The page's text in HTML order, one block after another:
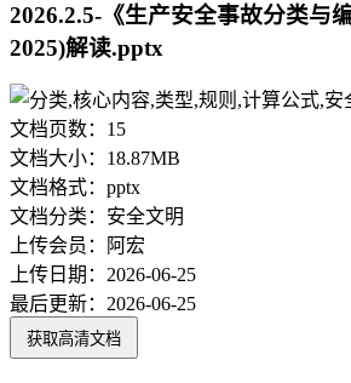
2026.2.5-《生产安全事故分类与
2025)解读.pptx
文档页数： 15
文档大小： 18.87MB
文档格式： pptx
文档分类： 安全文明
上传会员：
阿宏
上传日期： 2026-06-25
最后更新： 2026-06-25
获取高清文档